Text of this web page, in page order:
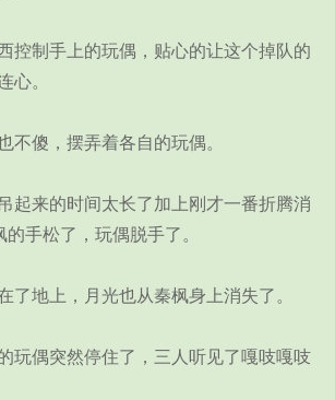
制手上的玩偶，贴心的让这个掉队的
心。
傻，摆弄着各自的玩偶。
来的时间太长了加上刚才一番折腾消
手松了，玩偶脱手了。
地上，月光也从秦枫身上消失了。
偶突然停住了，三人听见了嘎吱嘎吱